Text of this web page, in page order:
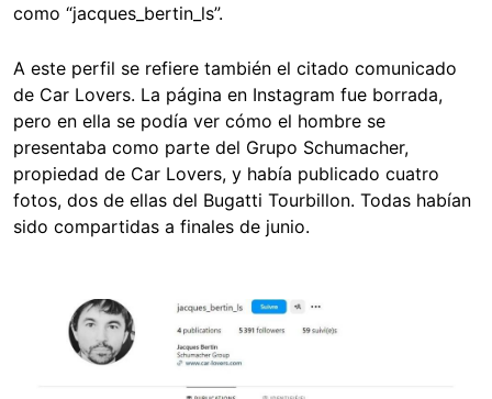
como “jacques_bertin_ls”.
A este perfil se refiere también el citado comunicado
de Car Lovers. La página en Instagram fue borrada,
pero en ella se podía ver cómo el hombre se
presentaba como parte del Grupo Schumacher,
propiedad de Car Lovers, y había publicado cuatro
fotos, dos de ellas del Bugatti Tourbillon. Todas habían
sido compartidas a finales de junio.